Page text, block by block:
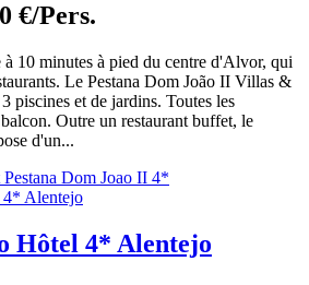
€/Pers.
à 10 minutes à pied du centre d'Alvor, qui
Le Pestana Dom João II Villas &
piscines et de jardins. Toutes les
Outre un restaurant buffet, le
d'un...
Dom Joao II 4*
Hôtel 4* Alentejo